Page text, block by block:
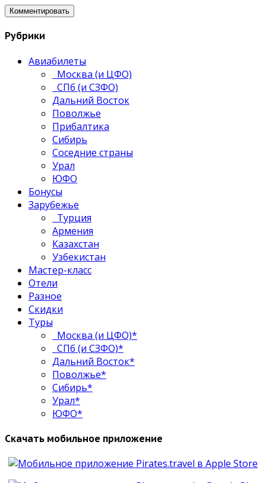
Рубрики
Авиабилеты
Москва (и ЦФО)
СПб (и СЗФО)
Дальний Восток
Поволжье
Прибалтика
Сибирь
Соседние страны
Урал
ЮФО
Бонусы
Зарубежье
Турция
Армения
Казахстан
Узбекистан
Мастер-класс
Отели
Разное
Скидки
Туры
Москва (и ЦФО)*
СПб (и СЗФО)*
Дальний Восток*
Поволжье*
Сибирь*
Урал*
ЮФО*
Скачать мобильное приложение